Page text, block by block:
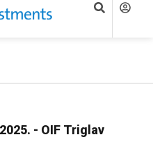
- OIF Triglav